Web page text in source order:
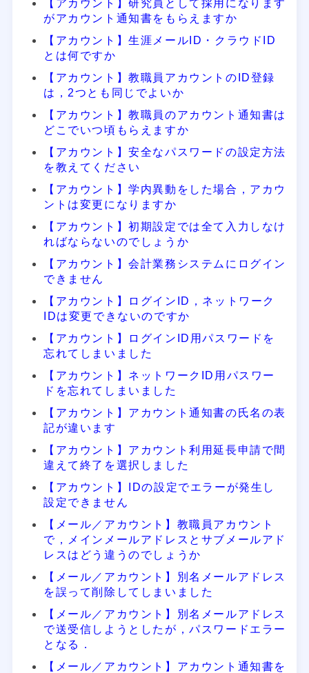
【アカウント】研究員として採用になります
がアカウント通知書をもらえますか
【アカウント】生涯メールID・クラウドID
とは何ですか
【アカウント】教職員アカウントのID登録
は，2つとも同じでよいか
【アカウント】教職員のアカウント通知書は
どこでいつ頃もらえますか
【アカウント】安全なパスワードの設定方法
を教えてください
【アカウント】学内異動をした場合，アカウ
ントは変更になりますか
【アカウント】初期設定では全て入力しなけ
ればならないのでしょうか
【アカウント】会計業務システムにログイン
できません
【アカウント】ログインID，ネットワーク
IDは変更できないのですか
【アカウント】ログインID用パスワードを
忘れてしまいました
【アカウント】ネットワークID用パスワー
ドを忘れてしまいました
【アカウント】アカウント通知書の氏名の表
記が違います
【アカウント】アカウント利用延長申請で間
違えて終了を選択しました
【アカウント】IDの設定でエラーが発生し
設定できません
【メール／アカウント】教職員アカウント
で，メインメールアドレスとサブメールアド
レスはどう違うのでしょうか
【メール／アカウント】別名メールアドレス
を誤って削除してしまいました
【メール／アカウント】別名メールアドレス
で送受信しようとしたが，パスワードエラー
となる．
【メール／アカウント】アカウント通知書を